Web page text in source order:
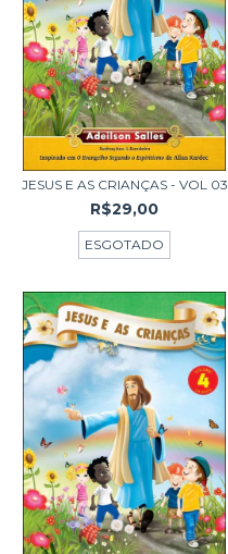
JESUS E AS CRIANÇAS - VOL 03
R$29,00
ESGOTADO